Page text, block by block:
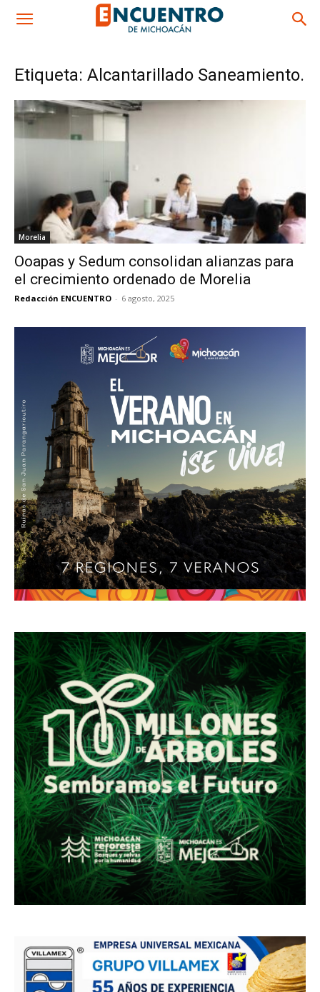
Etiqueta: Alcantarillado Saneamiento.
Morelia
Ooapas y Sedum consolidan alianzas para
el crecimiento ordenado de Morelia
Redacción ENCUENTRO - 6 agosto, 2025